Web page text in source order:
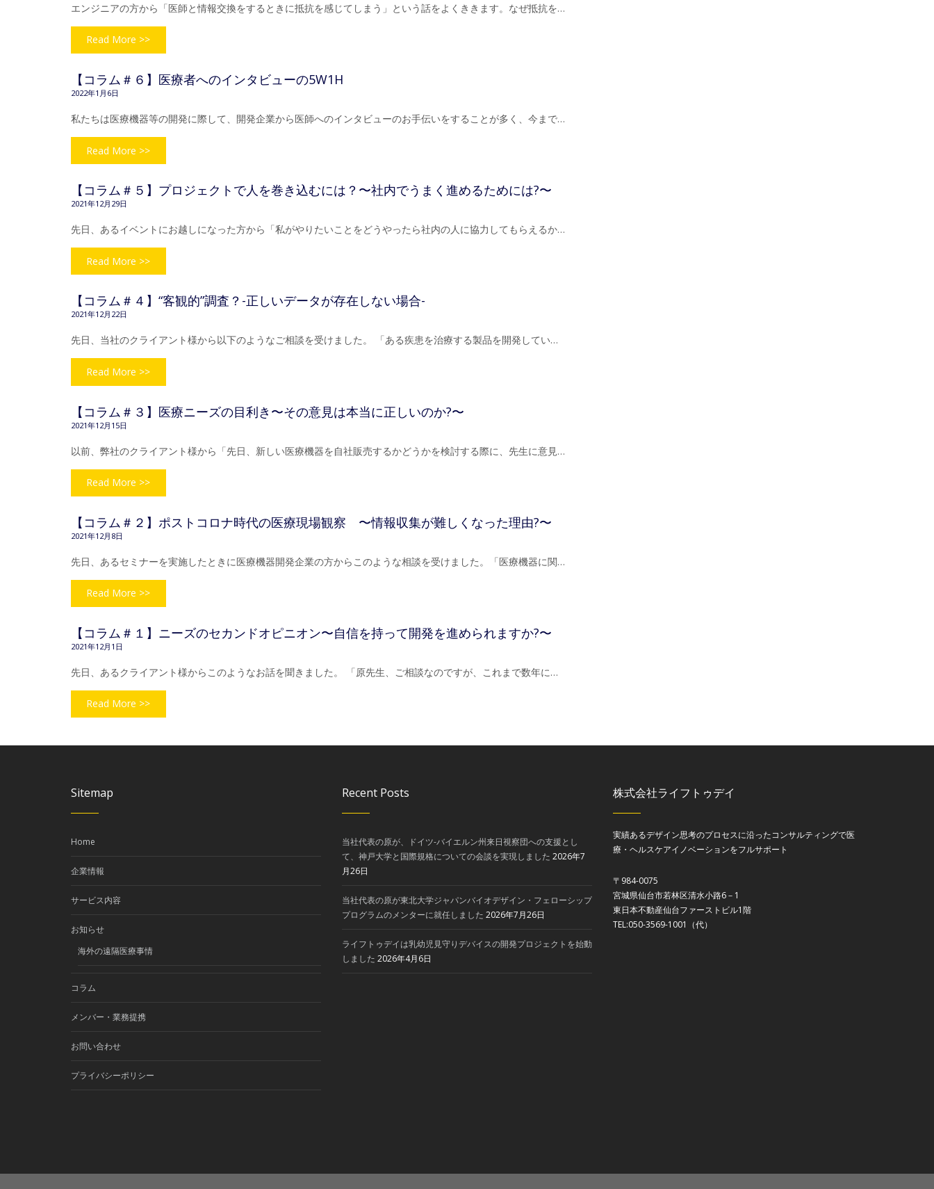
エンジニアの方から「医師と情報交換をするときに抵抗を感じてしまう」という話をよくききます。なぜ抵抗を…
Read More >>
【コラム＃６】医療者へのインタビューの5W1H
2022年1月6日
私たちは医療機器等の開発に際して、開発企業から医師へのインタビューのお手伝いをすることが多く、今まで…
Read More >>
【コラム＃５】プロジェクトで人を巻き込むには？〜社内でうまく進めるためには?〜
2021年12月29日
先日、あるイベントにお越しになった方から「私がやりたいことをどうやったら社内の人に協力してもらえるか…
Read More >>
【コラム＃４】“客観的”調査？-正しいデータが存在しない場合-
2021年12月22日
先日、当社のクライアント様から以下のようなご相談を受けました。 「ある疾患を治療する製品を開発してい…
Read More >>
【コラム＃３】医療ニーズの目利き〜その意見は本当に正しいのか?〜
2021年12月15日
以前、弊社のクライアント様から「先日、新しい医療機器を自社販売するかどうかを検討する際に、先生に意見…
Read More >>
【コラム＃２】ポストコロナ時代の医療現場観察 〜情報収集が難しくなった理由?〜
2021年12月8日
先日、あるセミナーを実施したときに医療機器開発企業の方からこのような相談を受けました。「医療機器に関…
Read More >>
【コラム＃１】ニーズのセカンドオピニオン〜自信を持って開発を進められますか?〜
2021年12月1日
先日、あるクライアント様からこのようなお話を聞きました。 「原先生、ご相談なのですが、これまで数年に…
Read More >>
Sitemap
Home
企業情報
サービス内容
お知らせ
海外の遠隔医療事情
コラム
メンバー・業務提携
お問い合わせ
プライバシーポリシー
Recent Posts
当社代表の原が、ドイツ-バイエルン州来日視察団への支援とし
て、神戸大学と国際規格についての会談を実現しました 2026年7
月26日
当社代表の原が東北大学ジャパンバイオデザイン・フェローシップ
プログラムのメンターに就任しました 2026年7月26日
ライフトゥデイは乳幼児見守りデバイスの開発プロジェクトを始動
しました 2026年4月6日
株式会社ライフトゥデイ
実績あるデザイン思考のプロセスに沿ったコンサルティングで医
療・ヘルスケアイノベーションをフルサポート
〒984-0075
宮城県仙台市若林区清水小路6－1
東日本不動産仙台ファーストビル1階
TEL:050-3569-1001（代）